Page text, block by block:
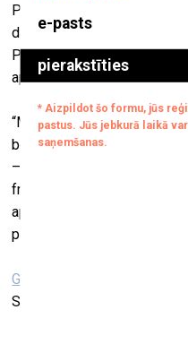
Par to dienas un laika daļu,
dabisko, nejaušo, savvaļo,
Protams, ar manu sajūtu,
ap mums,” par izstādi
“Mana glezniecība ir dabas
bet ne kopēšana. Viss ir
– kāda īpaša brīža, kāda
fragments. Šeit es domāju
ap mums. Vidi, kurā notiek
papildina.
Galerija RĀMIS
Satiksmes iela 3, Rīga